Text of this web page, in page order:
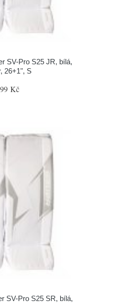
SV-Pro S25 JR, bílá,
26+1", S
Kč
SV-Pro S25 SR, bílá,